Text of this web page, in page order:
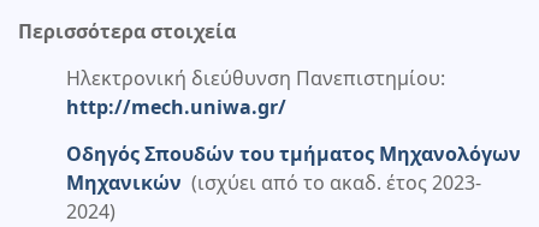
Περισσότερα στοιχεία
Ηλεκτρονική διεύθυνση Πανεπιστημίου:
http://mech.uniwa.gr/
Οδηγός Σπουδών του τμήματος Μηχανολόγων
Μηχανικών (ισχύει από το ακαδ. έτος 2023-
2024)